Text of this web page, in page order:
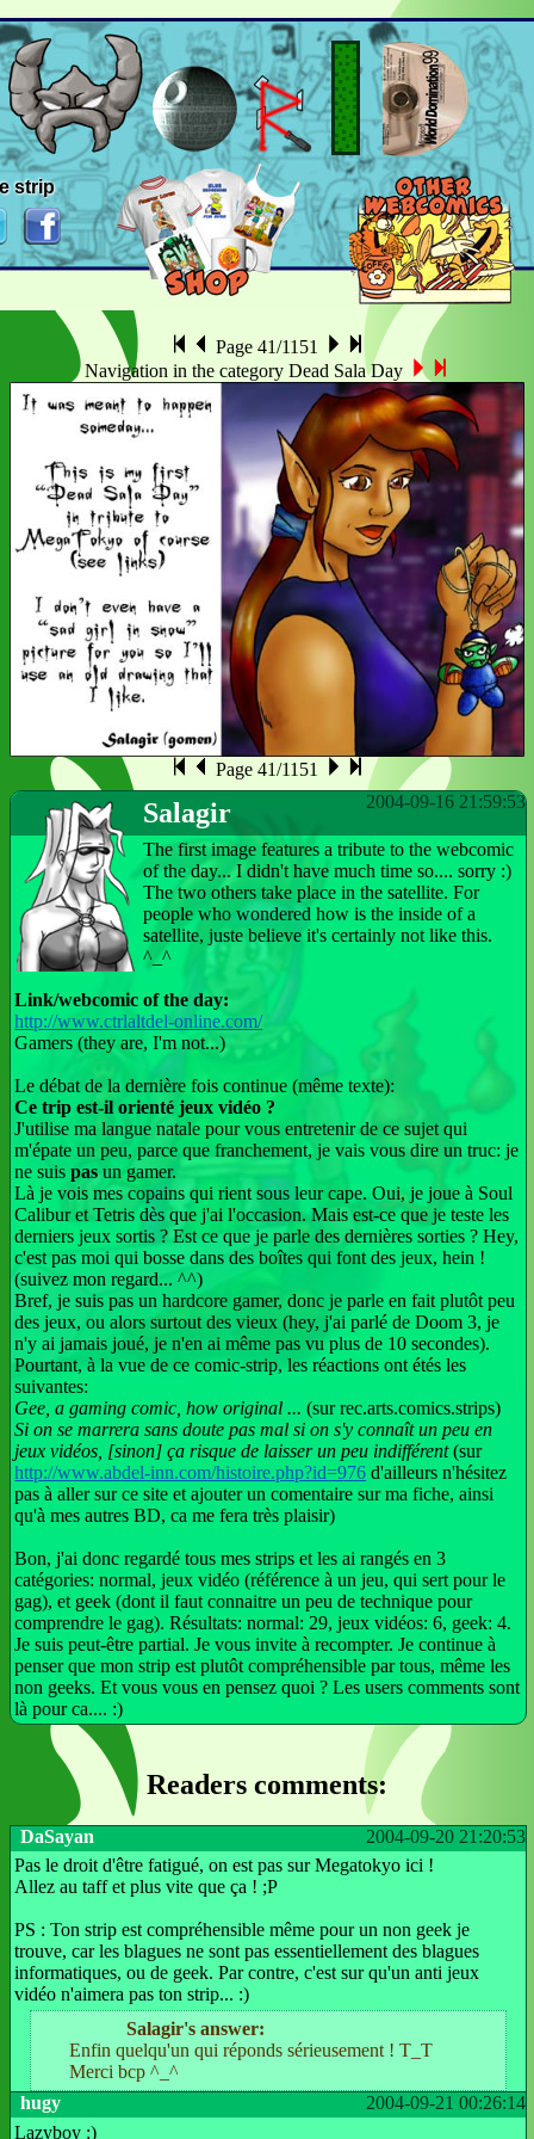
Page 41/1151
Navigation in the category Dead Sala Day
Page 41/1151
2004-09-16 21:59:53
Salagir
The first image features a tribute to the webcomic
of the day... I didn't have much time so.... sorry :)
The two others take place in the satellite. For
people who wondered how is the inside of a
satellite, juste believe it's certainly not like this.
^_^
Link/webcomic of the day:
http://www.ctrlaltdel-online.com/
Gamers (they are, I'm not...)
Le débat de la dernière fois continue (même texte):
Ce trip est-il orienté jeux vidéo ?
J'utilise ma langue natale pour vous entretenir de ce sujet qui
m'épate un peu, parce que franchement, je vais vous dire un truc: je
ne suispasun gamer.
Là je vois mes copains qui rient sous leur cape. Oui, je joue à Soul
Calibur et Tetris dès que j'ai l'occasion. Mais est-ce que je teste les
derniers jeux sortis ? Est ce que je parle des dernières sorties ? Hey,
c'est pas moi qui bosse dans des boîtes qui font des jeux, hein !
(suivez mon regard... ^^)
Bref, je suis pas un hardcore gamer, donc je parle en fait plutôt peu
des jeux, ou alors surtout des vieux (hey, j'ai parlé de Doom 3, je
n'y ai jamais joué, je n'en ai même pas vu plus de 10 secondes).
Pourtant, à la vue de ce comic-strip, les réactions ont étés les
suivantes:
Gee, a gaming comic, how original ... (sur rec.arts.comics.strips)
Si on se marrera sans doute pas mal si on s'y connaît un peu en
jeux vidéos, [sinon] ça risque de laisser un peu indifférent(sur
http://www.abdel-inn.com/histoire.php?id=976 d'ailleurs n'hésitez
pas à aller sur ce site et ajouter un comentaire sur ma fiche, ainsi
qu'à mes autres BD, ca me fera très plaisir)
Bon, j'ai donc regardé tous mes strips et les ai rangés en 3
catégories: normal, jeux vidéo (référence à un jeu, qui sert pour le
gag), et geek (dont il faut connaitre un peu de technique pour
comprendre le gag). Résultats: normal: 29, jeux vidéos: 6, geek: 4.
Je suis peut-être partial. Je vous invite à recompter. Je continue à
penser que mon strip est plutôt compréhensible par tous, même les
non geeks. Et vous vous en pensez quoi ? Les users comments sont
là pour ca.... :)
Readers comments:
2004-09-20 21:20:53
DaSayan
Pas le droit d'être fatigué, on est pas sur Megatokyo ici !
Allez au taff et plus vite que ça ! ;P
PS : Ton strip est compréhensible même pour un non geek je
trouve, car les blagues ne sont pas essentiellement des blagues
informatiques, ou de geek. Par contre, c'est sur qu'un anti jeux
vidéo n'aimera pas ton strip... :)
Salagir's answer:
Enfin quelqu'un qui réponds sérieusement ! T_T
Merci bcp ^_^
2004-09-21 00:26:14
hugy
Lazyboy :)
strip